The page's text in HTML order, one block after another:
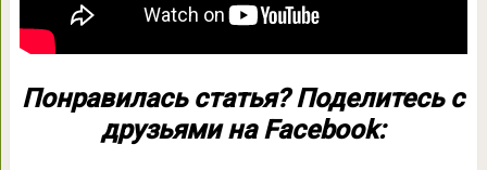
Понравилась статья? Поделитесь с
друзьями на Facebook: